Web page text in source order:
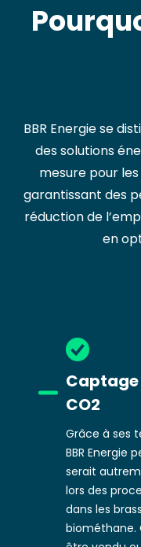
BBR Energie se
des solutions
mesure pour
garantissant des
réduction de
en
CO2
Grâce à ses
BBR Energie
serait
lors des
dans les
biométhane.